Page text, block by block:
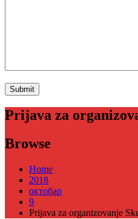
Prijava za
Browse
Home
2018
октобар
9
Prijava za organizovanje